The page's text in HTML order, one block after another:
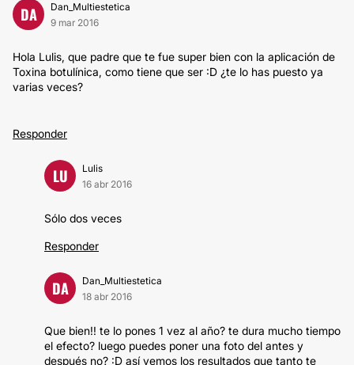
DA
Dan_Multiestetica
9 mar 2016
Hola Lulis, que padre que te fue super bien con la aplicación de
Toxina botulínica, como tiene que ser :D ¿te lo has puesto ya
varias veces?
Responder
LU
Lulis
16 abr 2016
Sólo dos veces
Responder
DA
Dan_Multiestetica
18 abr 2016
Que bien!! te lo pones 1 vez al año? te dura mucho tiempo
el efecto? luego puedes poner una foto del antes y
después no? :D así vemos los resultados que tanto te